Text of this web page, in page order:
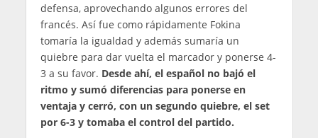
defensa, aprovechando algunos errores del
francés. Así fue como rápidamente Fokina
tomaría la igualdad y además sumaría un
quiebre para dar vuelta el marcador y ponerse 4-
3 a su favor. Desde ahí, el español no bajó el
ritmo y sumó diferencias para ponerse en
ventaja y cerró, con un segundo quiebre, el set
por 6-3 y tomaba el control del partido.